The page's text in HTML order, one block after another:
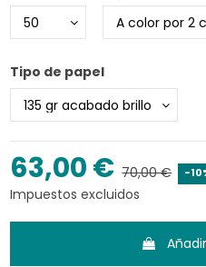
Tipo de papel
63,00 € 70,00 € -
Impuestos excluidos